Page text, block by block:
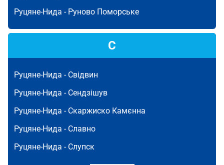
Руцяне-Нида - Руново Поморське
С
Руцяне-Нида - Свідвин
Руцяне-Нида - Сендзішув
Руцяне-Нида - Скаржиско Камєнна
Руцяне-Нида - Славно
Руцяне-Нида - Слупск